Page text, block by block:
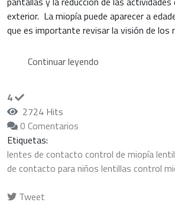
exterior. La miopía puede aparecer a
que es importante revisar la visión de los
Continuar leyendo
4
2724 Hits
0 Comentarios
Etiquetas:
lentes de contacto control de miopía
de contacto para niños lentillas control
Tweet